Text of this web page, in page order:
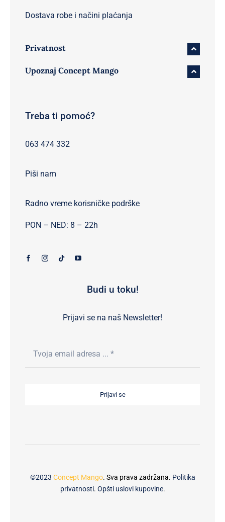
Budi u toku!
Prijavi se na naš Newsletter!
Prijavi se
Dostava robe i načini plaćanja
Privatnost
Upoznaj Concept Mango
Treba ti pomoć?
063 474 332
Piši nam
Radno vreme korisničke podrške
PON – NED: 8 – 22h
©2023 Concept Mango. Sva prava zadržana. Politika
privatnosti. Opšti uslovi kupovine.